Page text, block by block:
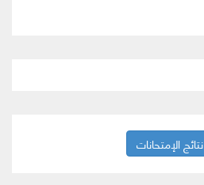
نتائج الإمتحانات